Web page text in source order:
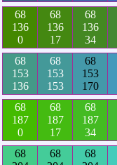
68
136
0
68
136
17
68
136
34
68
153
136
68
153
153
68
153
170
68
187
0
68
187
17
68
187
34
68
68
68